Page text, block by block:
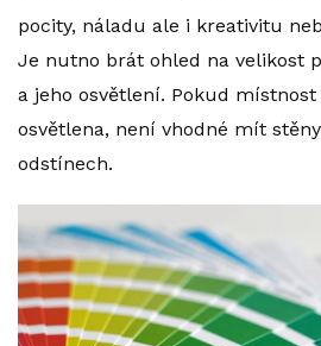
pocity, náladu ale i kreativitu
Je nutno brát ohled na velikost
a jeho osvětlení. Pokud
osvětlena, není vhodné mít
odstínech.